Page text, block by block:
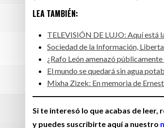
LEA TAMBIÉN:
TELEVISIÓN DE LUJO: Aquí
Sociedad de la Información,
¿Rafo León amenazó
El mundo se quedará sin agua
Mixha Zizek: En memoria de
Si te interesó lo que acabas de
y puedes suscribirte aquí a nuestro